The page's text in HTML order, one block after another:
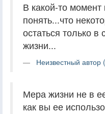
В какой-то момент
понять...что
остаться только
жизни...
Неизвестный автор
Мера жизни не в
как вы ее